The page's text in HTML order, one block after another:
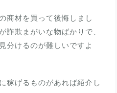
商材を買って後悔しまし
詐欺まがいな物ばかりで、
分けるのが難しいですよ
稼げるものがあれば紹介し